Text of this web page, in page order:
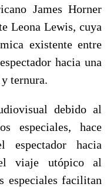
James Horner
Leona Lewis, cuya
existente entre
hacia una
ternura.
debido al
especiales, hace
espectador hacia
viaje utópico al
especiales facilitan